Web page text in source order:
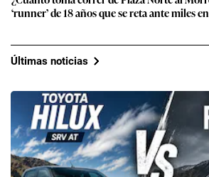
‘runner’ de 18 años que se reta ante miles
Últimas noticias